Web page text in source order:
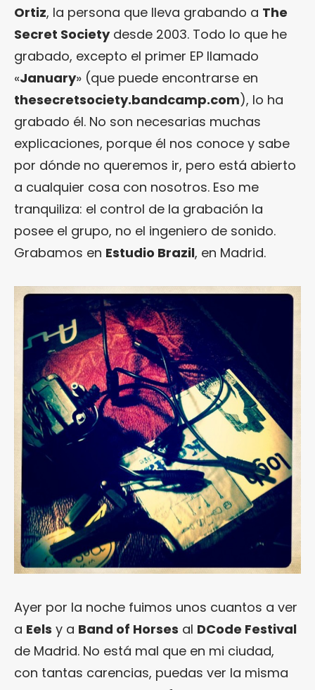
Ortiz, la persona que lleva grabando a The
Secret Societydesde 2003. Todo lo que he
grabado, excepto el primer EP llamado
«January» (que puede encontrarse en
thesecretsociety.bandcamp.com), lo ha
grabado él. No son necesarias muchas
explicaciones, porque él nos conoce y sabe
por dónde no queremos ir, pero está abierto
a cualquier cosa con nosotros. Eso me
tranquiliza: el control de la grabación la
posee el grupo, no el ingeniero de sonido.
Grabamos en Estudio Brazil, en Madrid.
Ayer por la noche fuimos unos cuantos a ver
a Eels y a Band of Horses al DCode Festival
de Madrid. No está mal que en mi ciudad,
con tantas carencias, puedas ver la misma